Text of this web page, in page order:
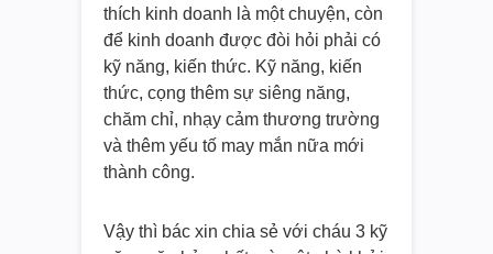
thích kinh doanh là một chuyện, còn
để kinh doanh được đòi hỏi phải có
kỹ năng, kiến thức. Kỹ năng, kiến
thức, cọng thêm sự siêng năng,
chăm chỉ, nhạy cảm thương trường
và thêm yếu tố may mắn nữa mới
thành công.
Vậy thì bác xin chia sẻ với cháu 3 kỹ